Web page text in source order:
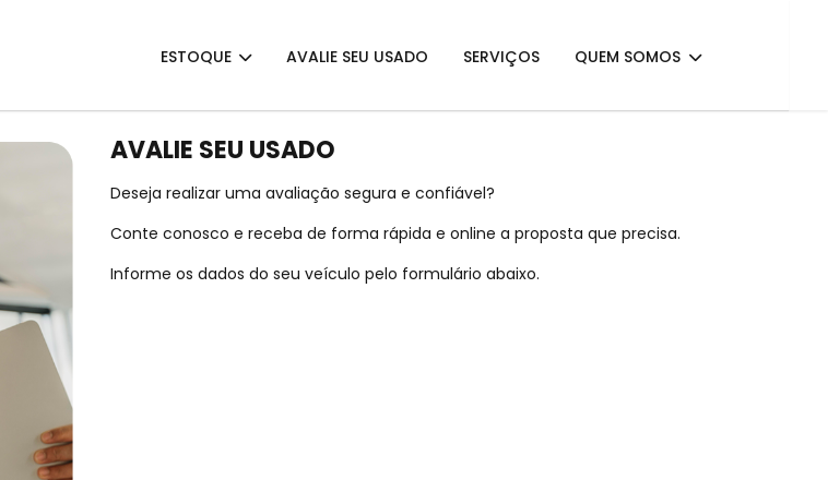
ESTOQUE AVALIE SEU USADO SERVIÇOS QUEM SOMOS
AVALIE SEU USADO
Deseja realizar uma avaliação segura e confiável?
Conte conosco e receba de forma rápida e online a proposta que precisa.
Informe os dados do seu veículo pelo formulário abaixo.